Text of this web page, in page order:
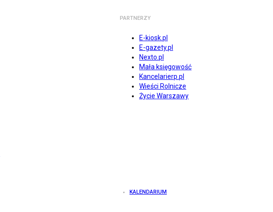
PARTNERZY
E-kiosk.pl
E-gazety.pl
Nexto.pl
Mała księgowość
Kancelarierp.pl
Wieści Rolnicze
Życie Warszawy
KALENDARIUM